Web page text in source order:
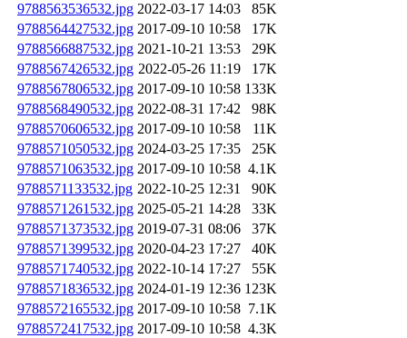
9788563536532.jpg 2022-03-17 14:03
85K
9788564427532.jpg 2017-09-10 10:58
17K
9788566887532.jpg 2021-10-21 13:53
29K
9788567426532.jpg 2022-05-26 11:19
17K
9788567806532.jpg 2017-09-10 10:58 133K
9788568490532.jpg 2022-08-31 17:42
98K
9788570606532.jpg 2017-09-10 10:58
11K
9788571050532.jpg 2024-03-25 17:35
25K
9788571063532.jpg 2017-09-10 10:58 4.1K
9788571133532.jpg 2022-10-25 12:31
90K
9788571261532.jpg 2025-05-21 14:28
33K
9788571373532.jpg 2019-07-31 08:06
37K
9788571399532.jpg 2020-04-23 17:27
40K
9788571740532.jpg 2022-10-14 17:27
55K
9788571836532.jpg 2024-01-19 12:36 123K
9788572165532.jpg 2017-09-10 10:58 7.1K
9788572417532.jpg 2017-09-10 10:58 4.3K